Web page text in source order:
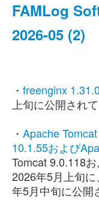
FAMLog
2026-05 (2)
・ freenginx
上旬に公開され
・ Apache
10.1.55および
Tomcat 9.0.118
2026年5月上旬
年5月中旬に公開